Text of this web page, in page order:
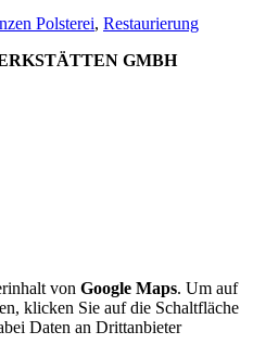
Polsterei, Restaurierung
GMBH
von Google Maps. Um auf
klicken Sie auf die Schaltfläche
Daten an Drittanbieter